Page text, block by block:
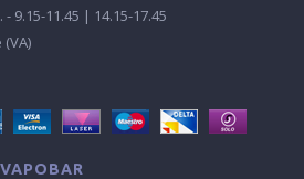
9.15-11.45 | 14.15-17.45